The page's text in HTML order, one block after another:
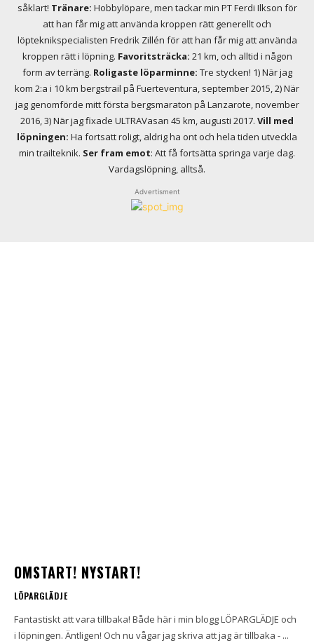
såklart! Tränare: Hobbylöpare, men tackar min PT Ferdi Ilkson för
att han får mig att använda kroppen rätt generellt och
löpteknikspecialisten Fredrik Zillén för att han får mig att använda
kroppen rätt i löpning. Favoritsträcka: 21 km, och alltid i någon
form av terräng. Roligaste löparminne: Tre stycken! 1) När jag
kom 2:a i 10 km bergstrail på Fuerteventura, september 2015, 2) När
jag genomförde mitt första bergsmaraton på Lanzarote, november
2016, 3) När jag fixade ULTRAVasan 45 km, augusti 2017. Vill med
löpningen: Ha fortsatt roligt, aldrig ha ont och hela tiden utveckla
min trailteknik. Ser fram emot: Att få fortsätta springa varje dag.
Vardagslöpning, alltså.
Advertisment
OMSTART! NYSTART!
LÖPARGLÄDJE
Fantastiskt att vara tillbaka! Både här i min blogg LÖPARGLÄDJE och
i löpningen. Äntligen! Och nu vågar jag skriva att jag är tillbaka - ...